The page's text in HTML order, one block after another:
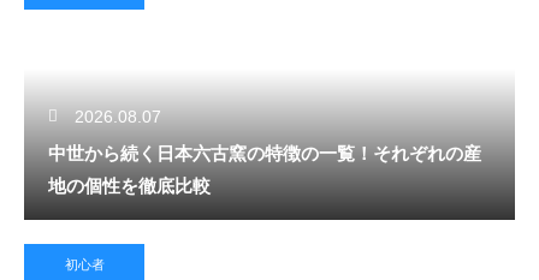
2026.08.07
中世から続く日本六古窯の特徴の一覧！それぞれの産
地の個性を徹底比較
初心者